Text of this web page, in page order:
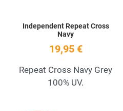
Independent Repeat Cross
Navy
19,95 €
Repeat Cross Navy Grey
100% UV.